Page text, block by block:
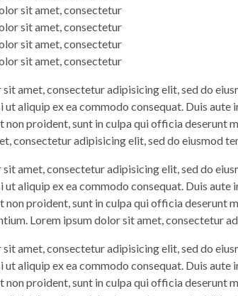
sit amet, consectetur
sit amet, consectetur
sit amet, consectetur
sit amet, consectetur
amet, consectetur adipisicing elit, sed do
ut aliquip ex ea commodo consequat. Duis
proident, sunt in culpa qui officia deserunt
consectetur adipisicing elit, sed do eiusmod
amet, consectetur adipisicing elit, sed do
ut aliquip ex ea commodo consequat. Duis
proident, sunt in culpa qui officia deserunt
Lorem ipsum dolor sit amet, consectetur
amet, consectetur adipisicing elit, sed do
ut aliquip ex ea commodo consequat. Duis
proident, sunt in culpa qui officia deserunt